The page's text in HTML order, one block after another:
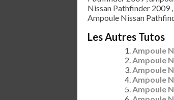
Nissan Pathfinder 2009
Ampoule Nissan
Les Autres Tutos
Ampoule
Ampoule
Ampoule
Ampoule
Ampoule